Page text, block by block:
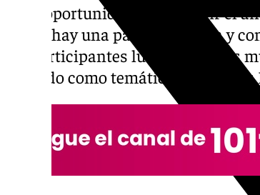
¡Una oportunidad de despedir el
el que hay una parte deportiva y
los participantes lucen disfraces
ofrecido como temática: «Películas